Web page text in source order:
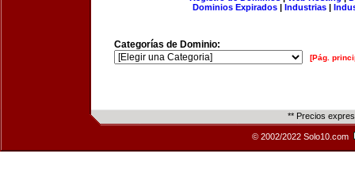
Dominios Expirados | Industrias |
Categorías de Dominio:
[Pág.
** Precios
© 2002/2022 Solo10.com